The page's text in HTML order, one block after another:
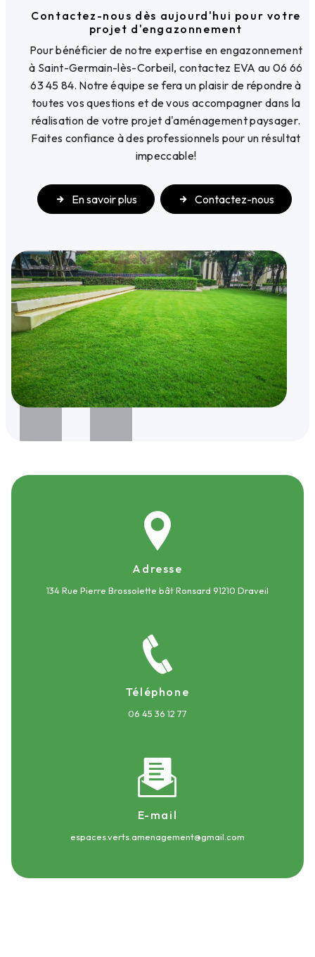
Contactez-nous dès aujourd'hui pour votre
projet d'engazonnement
Pour bénéficier de notre expertise en engazonnement
à Saint-Germain-lès-Corbeil, contactez EVA au 06 66
63 45 84. Notre équipe se fera un plaisir de répondre à
toutes vos questions et de vous accompagner dans la
réalisation de votre projet d'aménagement paysager.
Faites confiance à des professionnels pour un résultat
impeccable!
En savoir plus Contactez-nous
Adresse
134 Rue Pierre Brossolette bât Ronsard 91210 Draveil
Téléphone
06 45 36 12 77
E-mail
espaces.verts.amenagement@gmail.com